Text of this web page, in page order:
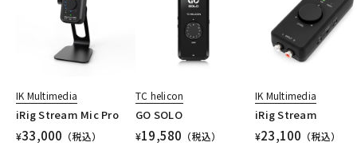
IK Multimedia
iRig Stream Mic Pro
¥33,000 （税込）
TC helicon
GO SOLO
¥19,580 （税込）
IK Multimedia
iRig Stream
¥23,100 （税込）